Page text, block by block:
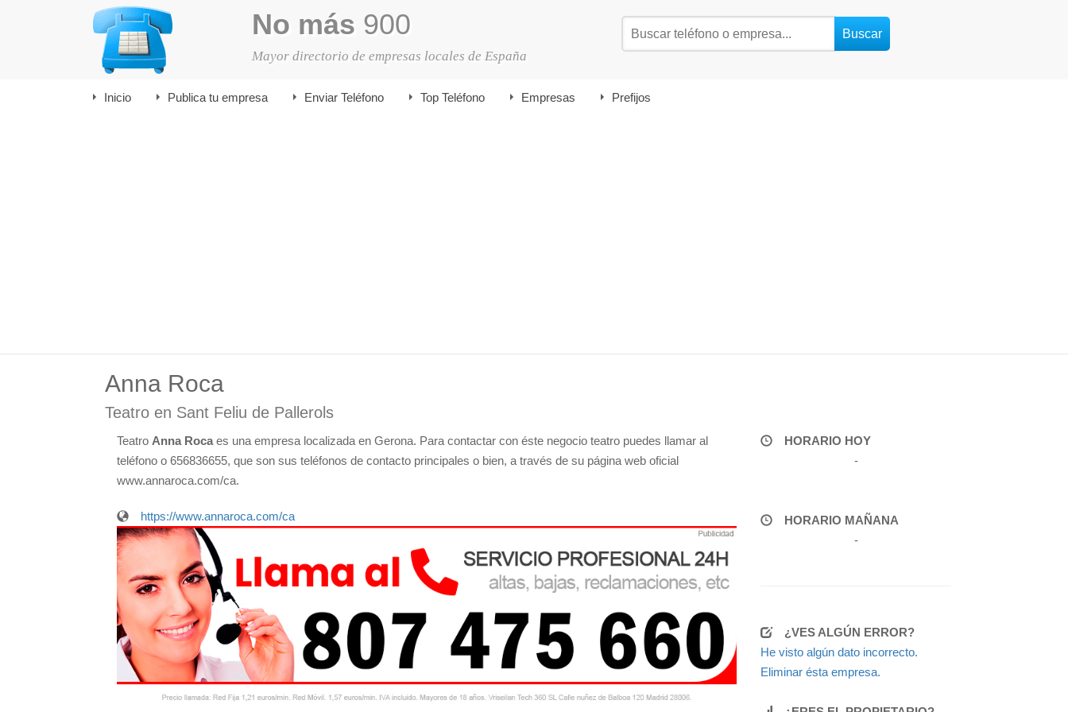
No más 900
Mayor directorio de empresas locales de España
Inicio Publica tu empresa Enviar Teléfono Top Teléfono Empresas Prefijos
Anna Roca
Teatro en Sant Feliu de Pallerols
Teatro Anna Roca es una empresa localizada en Gerona. Para contactar con éste negocio teatro puedes llamar al
teléfono o 656836655, que son sus teléfonos de contacto principales o bien, a través de su página web oficial
www.annaroca.com/ca.
https://www.annaroca.com/ca
HORARIO HOY
-
HORARIO MAÑANA
-
¿VES ALGÚN ERROR?
He visto algún dato incorrecto.
Eliminar ésta empresa.